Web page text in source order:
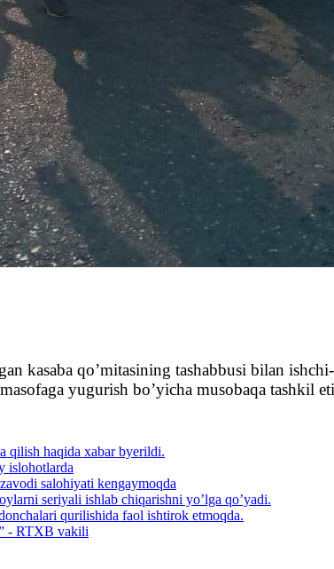
kasaba qoʼmitasining tashabbusi bilan
yugurish boʼyicha musobaqa tashkil
qilish haqida xabar byerildi.
islohotlarda
salohiyati kengaymoqda
seriyali ishlab chiqarishni yoʼlga qoʼyadi.
qurilishida faol ishtirok etmoqda.
- RTXB vakili